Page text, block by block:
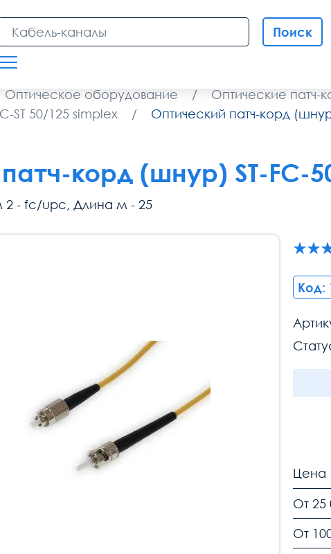
Поиск
Оптическое оборудование / Оптические патч-
ST 50/125 simplex
/ Оптический патч-корд
корд (шнур) ST-FC-
2 - fc/upc, Длина м - 25
Код:
Цена
От 25
От